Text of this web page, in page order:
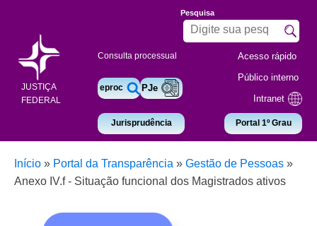
JUSTIÇA
FEDERAL
Consulta processual
eproc PJe
Jurisprudência
Pesquisa
Acesso rápido
Público interno
Intranet
Portal 1º Grau
Início » Portal da Transparência » Gestão de Pessoas »
Anexo IV.f - Situação funcional dos Magistrados ativos